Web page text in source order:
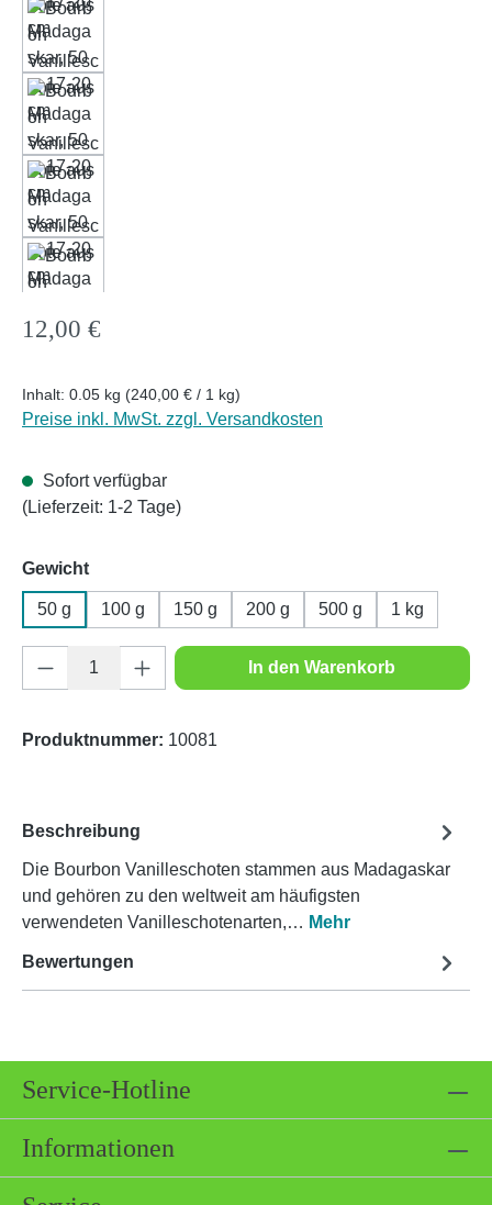
Regulärer Preis:
12,00 €
Inhalt: 0.05 kg (240,00 € / 1 kg)
Preise inkl. MwSt. zzgl. Versandkosten
Sofort verfügbar
(Lieferzeit: 1-2 Tage)
Gewichtauswählen
50 g 100 g 150 g 200 g 500 g 1 kg
Produkt Anzahl: Gib den gewünschten
In den Warenkorb
Produktnummer: 10081
Beschreibung
Die Bourbon Vanilleschoten stammen aus Madagaskar
und gehören zu den weltweit am häufigsten
verwendeten Vanilleschotenarten,… Mehr
Bewertungen
Service-Hotline
Informationen